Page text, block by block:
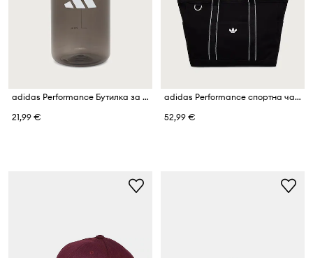
adidas Performance Бутилка за вода 1L
21,99 €
adidas Performance спортна чанта от памук Originals Sport
52,99 €